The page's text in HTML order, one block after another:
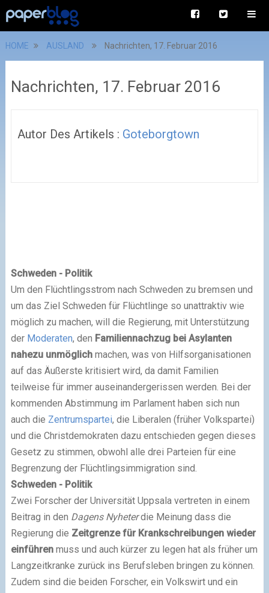
HOME AUSLAND Nachrichten, 17. Februar 2016
Nachrichten, 17. Februar 2016
Autor Des Artikels : Goteborgtown
Schweden - Politik
Um den Flüchtlingsstrom nach Schweden zu bremsen und
um das Ziel Schweden für Flüchtlinge so unattraktiv wie
möglich zu machen, will die Regierung, mit Unterstützung
der Moderaten, den Familiennachzug bei Asylanten
nahezu unmöglichmachen, was von Hilfsorganisationen
auf das Äußerste kritisiert wird, da damit Familien
teilweise für immer auseinandergerissen werden. Bei der
kommenden Abstimmung im Parlament haben sich nun
auch die Zentrumspartei, die Liberalen (früher Volkspartei)
und die Christdemokraten dazu entschieden gegen dieses
Gesetz zu stimmen, obwohl alle drei Parteien für eine
Begrenzung der Flüchtlingsimmigration sind.
Schweden - Politik
Zwei Forscher der Universität Uppsala vertreten in einem
Beitrag in den Dagens Nyheterdie Meinung dass die
Regierung die Zeitgrenze für Krankschreibungen wieder
einführenmuss und auch kürzer zu legen hat als früher um
Langzeitkranke zurück ins Berufsleben bringen zu können.
Zudem sind die beiden Forscher, ein Volkswirt und ein